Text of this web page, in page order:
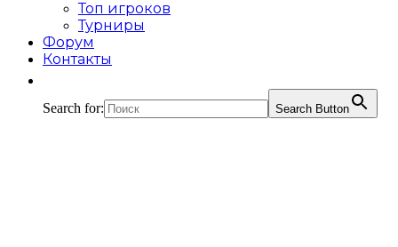
Топ игроков
Турниры
Форум
Контакты
Search for: Search Button